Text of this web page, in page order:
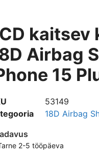
kaitsev
Airbag
15
53149
18D Airbag
2-5 tööpäeva